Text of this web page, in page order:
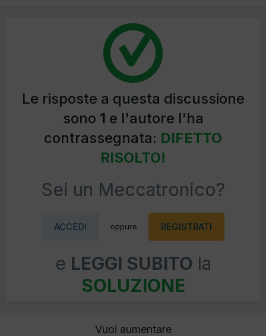
Le risposte a questa discussione
sono 1 e l'autore l'ha
contrassegnata: DIFETTO
RISOLTO!
Sei un Meccatronico?
ACCEDI oppure REGISTRATI
e LEGGI SUBITO la
SOLUZIONE
Vuoi aumentare